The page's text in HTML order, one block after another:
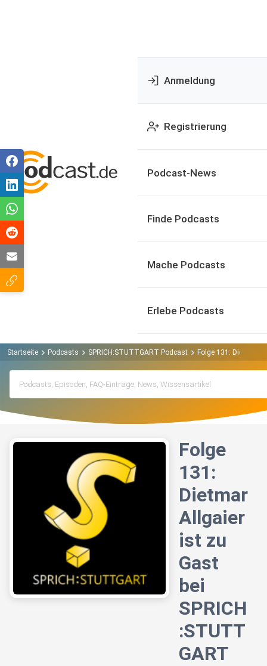
Anmeldung
Registrierung
Podcast-News
Finde Podcasts
Mache Podcasts
Erlebe Podcasts
Startseite Podcasts SPRICH:STUTTGART Podcast Folge 131: Dietmar
Folge
131:
Dietmar
Allgaier
ist zu
Gast
bei
SPRICH
:STUTT
GART